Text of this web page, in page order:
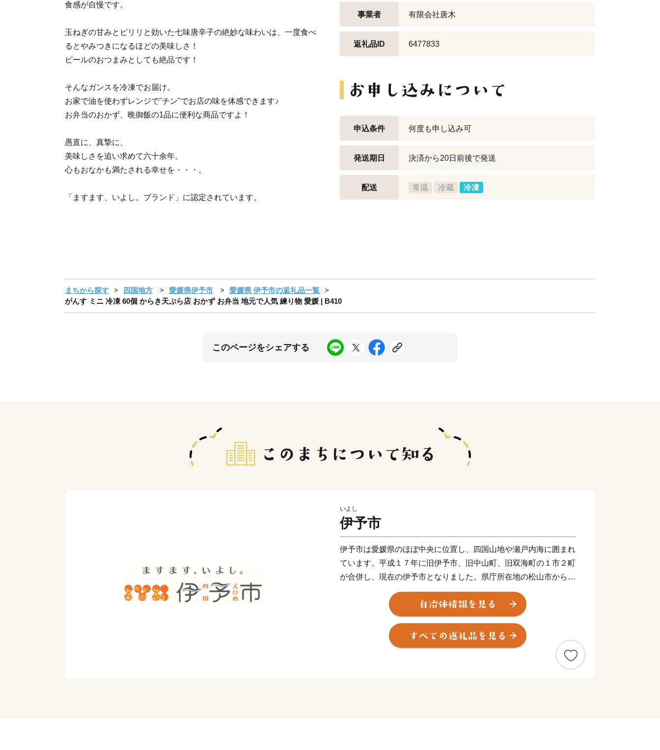
食感が自慢です。
玉ねぎの甘みとピリリと効いた七味唐辛子の絶妙な味わいは、一度食べ
るとやみつきになるほどの美味しさ！
ビールのおつまみとしても絶品です！
そんなガンスを冷凍でお届け。
お家で油を使わずレンジで"チン"でお店の味を体感できます♪
お弁当のおかず、晩御飯の1品に便利な商品ですよ！
愚直に、真摯に、
美味しさを追い求めて六十余年。
心もおなかも満たされる幸せを・・・。
「ますます、いよし。ブランド」に認定されています。
事業者 有限会社唐木
返礼品ID 6477833
申込条件 何度も申し込み可
発送期日 決済から20日前後で発送
配送 常温 冷蔵 冷凍
まちから探す 四国地方 愛媛県伊予市
愛媛県 伊予市の返礼品一覧
がんす ミニ 冷凍 60個 からき天ぷら店 おかず お弁当 地元で人気 練り物 愛媛 | B410
このページをシェアする
いよし
伊予市
伊予市は愛媛県のほぼ中央に位置し、四国山地や瀬戸内海に囲まれ
ています。平成１７年に旧伊予市、旧中山町、旧双海町の１市２町
が合併し、現在の伊予市となりました。県庁所在地の松山市からも
近く、松山空港から車で２５分ほど。アクセスも良く住みやすいま
伊予市の中心地郡中（ぐんちゅう）は商人の町として栄え、大手の
鰹節企業の工場や、小さな乾物商店までそろう出汁文化のまちで
す。８月に開催される伊予彩（いよさい）まつりでは県下でも有数